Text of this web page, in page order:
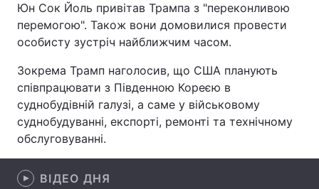
Техно і зв'язок Лайт
Зброя Інциденти
Здоров'я Туризм
Цікавинки Погода
Екологія
Лонгріди
Юн Сок Йоль привітав Трампа з "переконливою
перемогою". Також вони домовилися провести
особисту зустріч найближчим часом.
Зокрема Трамп наголосив, що США планують
співпрацювати з Південною Кореєю в
суднобудівній галузі, а саме у військовому
суднобудуванні, експорті, ремонті та технічному
обслуговуванні.
ВІДЕО ДНЯ